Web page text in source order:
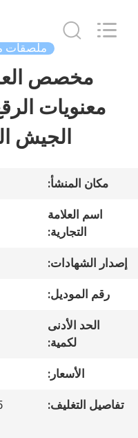
المنتجات
حول
جولة
المعمل
الجودة
Garment
Accessories
ملصقات
مخصص
معنويات
الجيش
مكان المنشأ:
اسم العلامة
التجارية:
إصدار الشهادات:
رقم الموديل:
الحد الأدنى
لكمية:
الأسعار:
تفاصيل التغليف: